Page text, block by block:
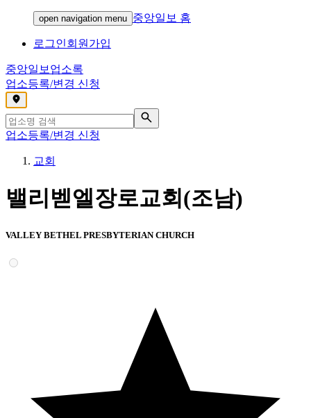
open navigation menu 중앙일보 홈
로그인회원가입
중앙일보 업소록
업소등록/변경 신청
,
업소등록/변경 신청
교회
밸리벧엘장로교회(조남)
VALLEY BETHEL PRESBYTERIAN CHURCH